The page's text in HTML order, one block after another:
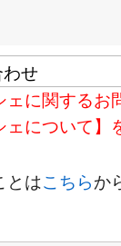
に関するお
ェについて】
とはこちらか